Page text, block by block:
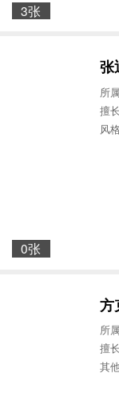
3张
张
所
擅
风
0张
方
所
擅
其